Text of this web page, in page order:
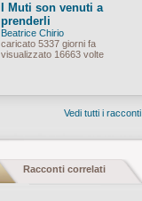
I Muti son venuti a
prenderli
Beatrice Chirio
caricato 5337 giorni fa
visualizzato 16663 volte
Vedi tutti i racconti
Racconti correlati